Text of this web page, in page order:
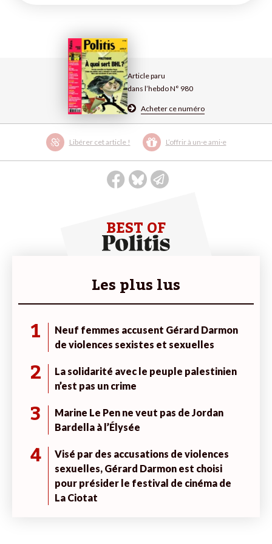
Article paru
dans l’hebdo N° 980
Acheter ce numéro
Libérer cet article ! L’offrir à un·e ami·e
BEST OF
Les plus lus
1
Neuf femmes accusent Gérard Darmon
de violences sexistes et sexuelles
2
La solidarité avec le peuple palestinien
n’est pas un crime
3
Marine Le Pen ne veut pas de Jordan
Bardella à l’Élysée
4
Visé par des accusations de violences
sexuelles, Gérard Darmon est choisi
pour présider le festival de cinéma de
La Ciotat